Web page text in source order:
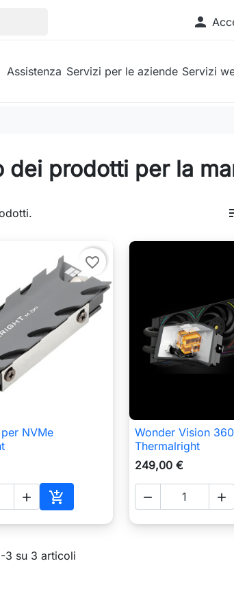

Assistenza Servizi per le aziende Servizi
dei prodotti per la
favorite_border
Anteprima
NVMe
 
Aggiungi al carrello

Wonder Vision
Thermalright
249,00 €
 
3 su 3 articoli